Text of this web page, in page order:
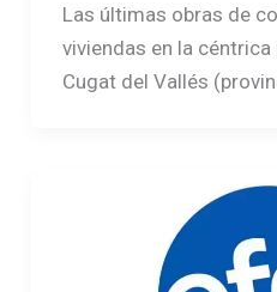
Las últimas obras de
viviendas en la céntrica
Cugat del Vallés